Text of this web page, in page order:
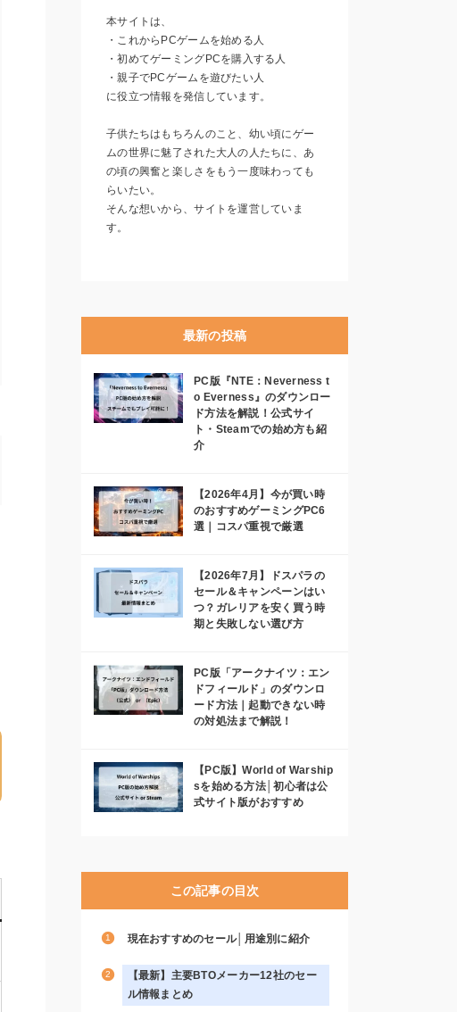
本サイトは、
・これからPCゲームを始める人
・初めてゲーミングPCを購入する人
・親子でPCゲームを遊びたい人
に役立つ情報を発信しています。
子供たちはもちろんのこと、幼い頃にゲー
ムの世界に魅了された大人の人たちに、あ
の頃の興奮と楽しさをもう一度味わっても
らいたい。
そんな想いから、サイトを運営していま
す。
最新の投稿
PC版『NTE：Neverness t
o Everness』のダウンロー
ド方法を解説！公式サイ
ト・Steamでの始め方も紹
介
【2026年4月】今が買い時
のおすすめゲーミングPC6
選｜コスパ重視で厳選
【2026年7月】ドスパラの
セール＆キャンペーンはい
つ？ガレリアを安く買う時
期と失敗しない選び方
PC版「アークナイツ：エン
ドフィールド」のダウンロ
ード方法｜起動できない時
の対処法まで解説！
【PC版】World of Warship
sを始める方法│初心者は公
式サイト版がおすすめ
この記事の目次
現在おすすめのセール│用途別に紹介
【最新】主要BTOメーカー12社のセー
ル情報まとめ